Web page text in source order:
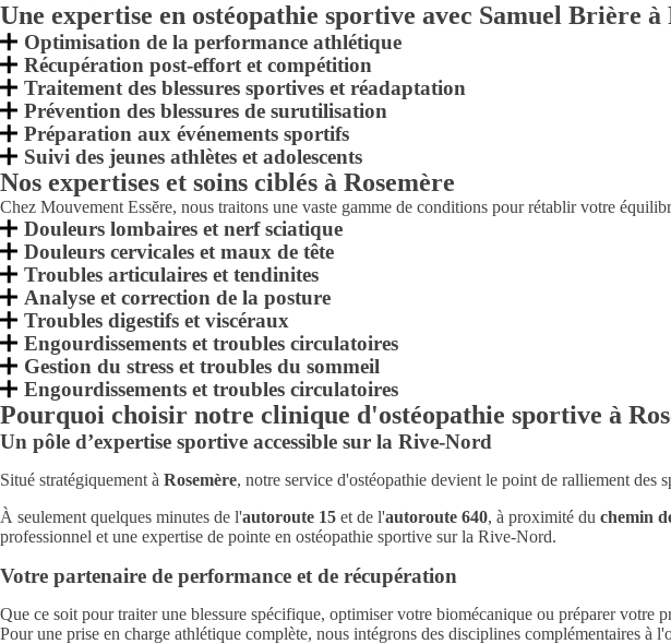
Une expertise en ostéopathie sportive avec Samuel Brière à
Optimisation de la performance athlétique
Récupération post-effort et compétition
Traitement des blessures sportives et réadaptation
Prévention des blessures de surutilisation
Préparation aux événements sportifs
Suivi des jeunes athlètes et adolescents
Nos expertises et soins ciblés à Rosemère
Chez Mouvement Essĕre, nous traitons une vaste gamme de conditions pour rétablir votre
Douleurs lombaires et nerf sciatique
Douleurs cervicales et maux de tête
Troubles articulaires et tendinites
Analyse et correction de la posture
Troubles digestifs et viscéraux
Engourdissements et troubles circulatoires
Gestion du stress et troubles du sommeil
Engourdissements et troubles circulatoires
Pourquoi choisir notre clinique d'ostéopathie sportive à
Un pôle d’expertise sportive accessible sur la Rive-Nord
Situé stratégiquement à Rosemère, notre service d'ostéopathie devient le point de ralliement des
À seulement quelques minutes de l'autoroute 15 et de l'autoroute 640, à proximité du chemin
professionnel et une expertise de pointe en ostéopathie sportive sur la Rive-Nord.
Votre partenaire de performance et de récupération
Que ce soit pour traiter une blessure spécifique, optimiser votre biomécanique ou préparer votre
Pour une prise en charge athlétique complète, nous intégrons des disciplines complémentaires à